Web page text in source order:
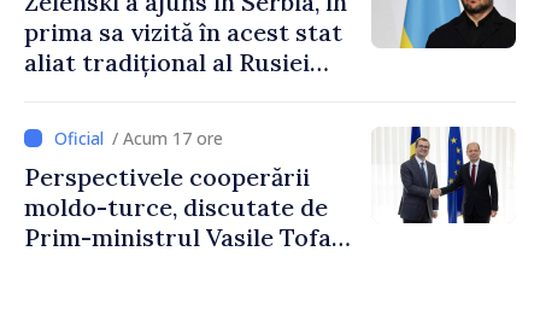
prima sa vizită în acest stat
aliat tradițional al Rusiei
/ Acum 17 ore
Perspectivele cooperării
moldo-turce, discutate de
Prim-ministrul Vasile Tofan